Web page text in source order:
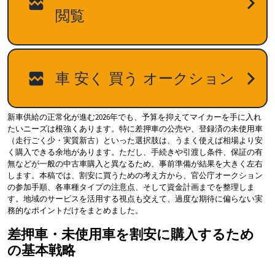
新車供給の正常化が進む2026年でも、予算を抑えてマイカーを手に入れ
たいニーズは根強くあります。特に差押車の公売や、登録済の未使用車
（走行ごく少・実質新古）といった選択肢は、うまく使えば相場より安
く購入できる余地があります。ただし、手続きや引渡し条件、保証の有
無などが一般の中古車購入と異なるため、事前準備が結果を大きく左右
します。本稿では、割安に買うための考え方から、官公庁オークション
の参加手順、各車種タイプの注意点、そして資金計画までを整理しま
す。地域のサービスを活用する視点も交えて、過度な期待に偏らない実
務的なポイントだけをまとめました。
差押車・未使用車を割安に購入するため
の基本戦略